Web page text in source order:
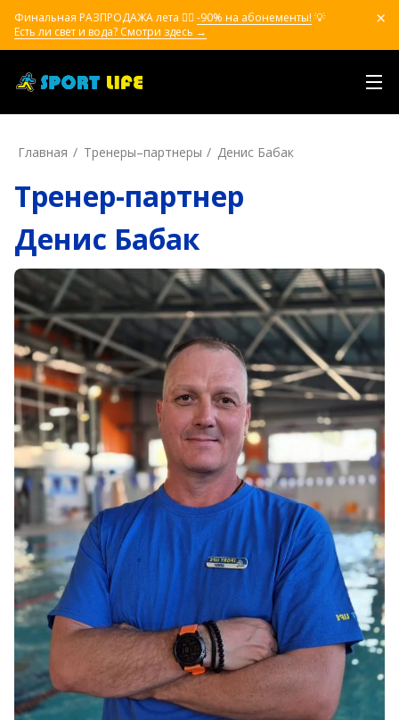
Финальная РАЗПРОДАЖА лета ❤️‍🔥 -90% на абонементы! 💡
Есть ли свет и вода? Смотри здесь →
Главная Тренеры–пapтнepы Денис Бабак
Тренер-партнер
Денис Бабак